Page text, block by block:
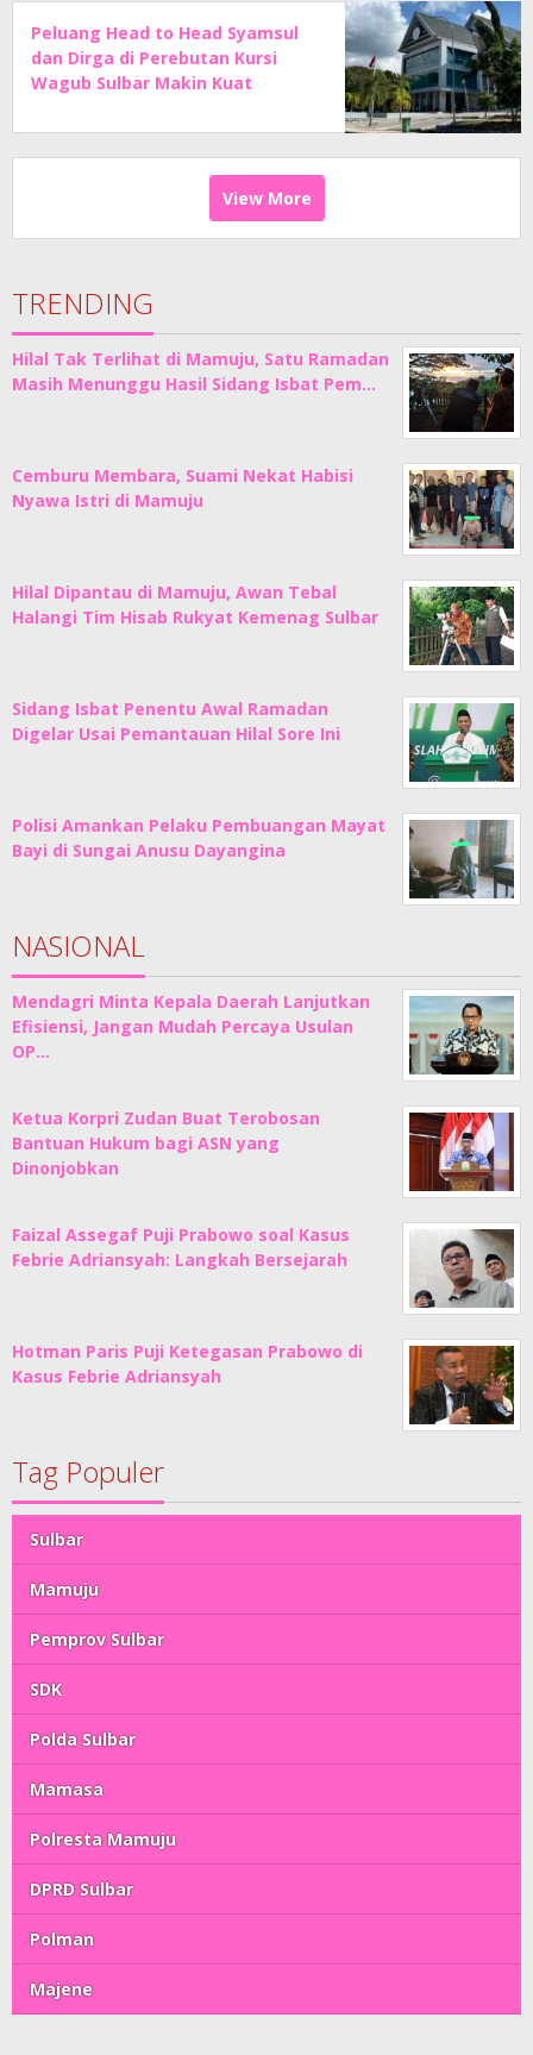
Peluang Head to Head Syamsul
dan Dirga di Perebutan Kursi
Wagub Sulbar Makin Kuat
View More
TRENDING
Hilal Tak Terlihat di Mamuju, Satu Ramadan
Masih Menunggu Hasil Sidang Isbat Pem…
Cemburu Membara, Suami Nekat Habisi
Nyawa Istri di Mamuju
Hilal Dipantau di Mamuju, Awan Tebal
Halangi Tim Hisab Rukyat Kemenag Sulbar
Sidang Isbat Penentu Awal Ramadan
Digelar Usai Pemantauan Hilal Sore Ini
Polisi Amankan Pelaku Pembuangan Mayat
Bayi di Sungai Anusu Dayangina
NASIONAL
Mendagri Minta Kepala Daerah Lanjutkan
Efisiensi, Jangan Mudah Percaya Usulan
OP…
Ketua Korpri Zudan Buat Terobosan
Bantuan Hukum bagi ASN yang
Dinonjobkan
Faizal Assegaf Puji Prabowo soal Kasus
Febrie Adriansyah: Langkah Bersejarah
Hotman Paris Puji Ketegasan Prabowo di
Kasus Febrie Adriansyah
Tag Populer
Sulbar
Mamuju
Pemprov Sulbar
SDK
Polda Sulbar
Mamasa
Polresta Mamuju
DPRD Sulbar
Polman
Majene